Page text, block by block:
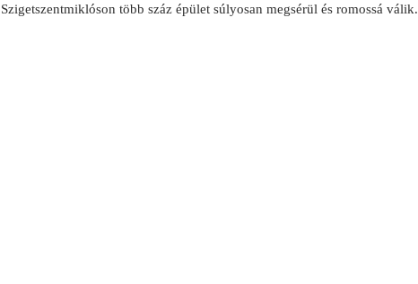
Szigetszentmiklóson több száz épület súlyosan megsérül és romossá válik.